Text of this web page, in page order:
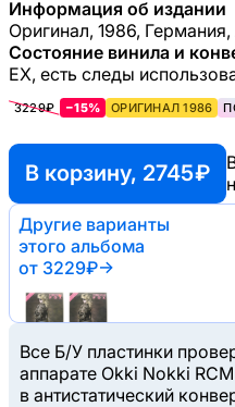
Информация об издании
Оригинал, 1986,
Состояние винила и
EX, есть следы
3229₽ −15% ОРИГИНАЛ 1986
В корзину, 2745 ₽
Другие варианты
этого альбома
от 3229₽→
Все Б/У пластинки
аппарате Okki Nokki
в антистатический